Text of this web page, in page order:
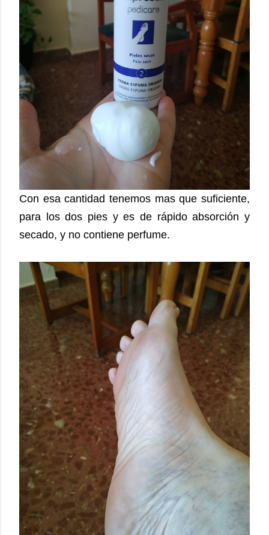
Con esa cantidad tenemos mas que suficiente,
para los dos pies y es de rápido absorción y
secado, y no contiene perfume.